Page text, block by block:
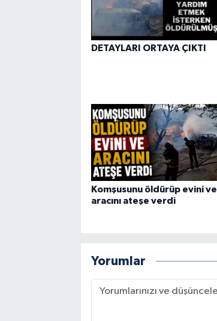
DETAYLARI ORTAYA ÇIKTI
Komşusunu öldürüp evini ve
aracını ateşe verdi
Yorumlar